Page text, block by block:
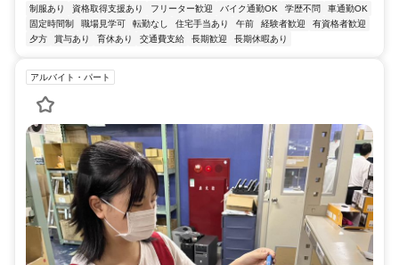
制服あり 資格取得支援あり フリーター歓迎 バイク通勤OK 学歴不問
車通勤OK
固定時間制
職場見学可 転勤なし 住宅手当あり 午前 経験者歓迎
有資格者歓迎
夕方
賞与あり 育休あり 交通費支給 長期歓迎 長期休暇あり
アルバイト・パート